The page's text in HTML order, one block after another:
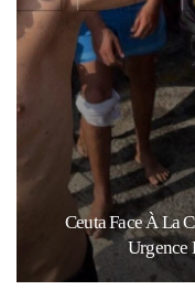
Ceuta Face À La
Urgence